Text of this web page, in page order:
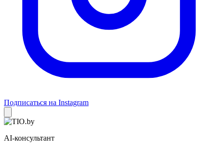
Подписаться на Instagram
AI-консультант